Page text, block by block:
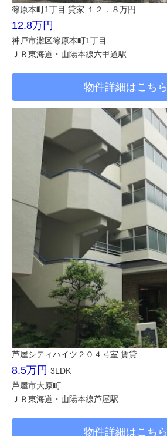
篠原本町1丁目 貸家 １２．８万円
12.8万円
神戸市灘区篠原本町1丁目
ＪＲ東海道・山陽本線六甲道駅
物件詳細はこちら
芦屋シティハイツ２０４号室 賃貸
8.5万円 3LDK
芦屋市大原町
ＪＲ東海道・山陽本線芦屋駅
物件詳細はこちら